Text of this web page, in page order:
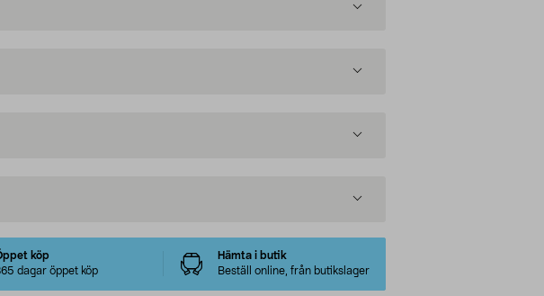
köp
dagar öppet köp
Hämta i butik
Beställ online, från butikslager